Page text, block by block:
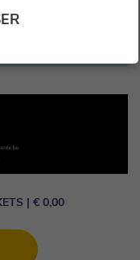
| € 0,00